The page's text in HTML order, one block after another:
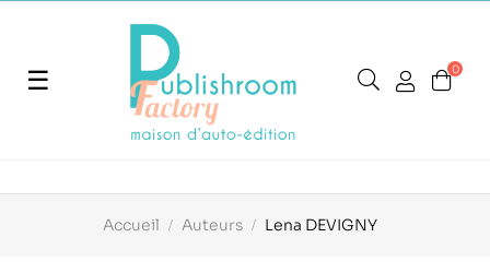
Basculer
navigation
☰ 0
Accueil Auteurs Lena DEVIGNY